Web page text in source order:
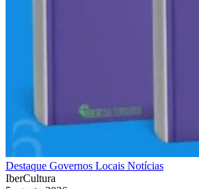
Destaque Governos Locais Notícias
IberCultura